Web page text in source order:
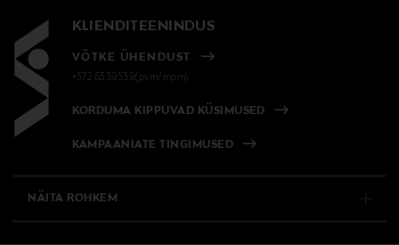
KLIENDITEENINDUS
VÕTKE ÜHENDUST
+372 6339539(pvm/mpm)
KORDUMA KIPPUVAD KÜSIMUSED
KAMPAANIATE TINGIMUSED
NÄITA ROHKEM